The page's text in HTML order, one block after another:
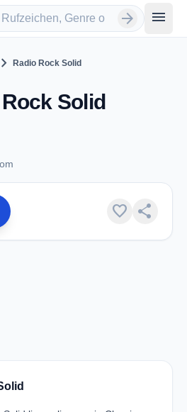
arrow_forward menu
chevron_right Radio Rock Solid
Solid
favorite share